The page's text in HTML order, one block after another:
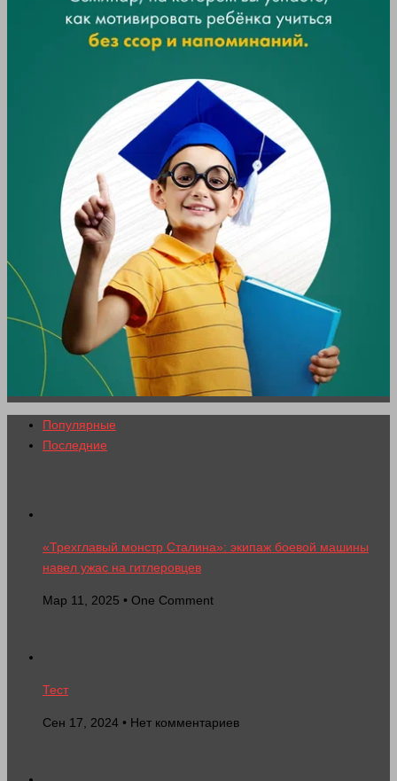
Популярные
Последние
«Трехглавый монстр Сталина»: экипаж боевой машины
навел ужас на гитлеровцев
Мар 11, 2025 • One Comment
Тест
Сен 17, 2024 • Нет комментариев